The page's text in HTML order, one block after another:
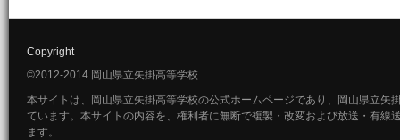
Copyright
©2012-2014 岡山県立矢掛高等学校
本サイトは、岡山県立矢掛高等学校の公式ホームページであり、岡山県立矢
ています。本サイトの内容を、権利者に無断で複製・改変および放送・有線
ます。